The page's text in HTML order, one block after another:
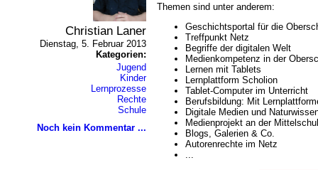
Christian Laner
Dienstag, 5. Februar 2013
Kategorien:
Jugend
Kinder
Lernprozesse
Rechte
Schule
Noch kein Kommentar ...
Themen sind unter anderem:
Geschichtsportal für die
Treffpunkt Netz
Begriffe der digitalen Welt
Medienkompetenz in der
Lernen mit Tablets
Lernplattform Scholion
Tablet-Computer im Unterricht
Berufsbildung: Mit
Digitale Medien und
Medienprojekt an der
Blogs, Galerien & Co.
Autorenrechte im Netz